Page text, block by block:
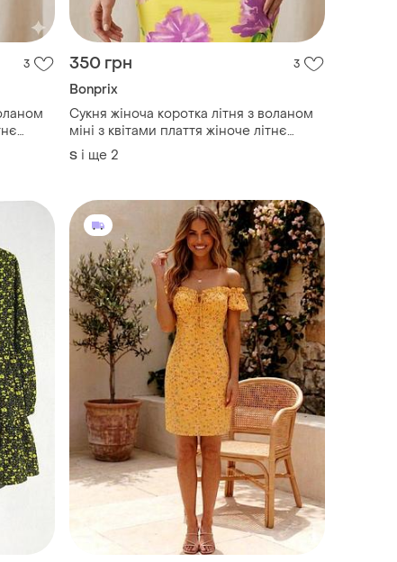
3 350 грн 3
Bonprix
Сукня жіноча коротка літня з воланом
міні з квітами плаття жіноче літнє
віскозне на літо
S і ще 2